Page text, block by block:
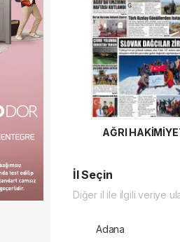
AĞRI
İl Seçin
Diğer il ile ilgili veriye
Adana